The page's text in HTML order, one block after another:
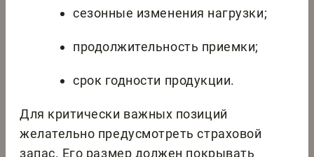
сезонные изменения нагрузки;
продолжительность приемки;
срок годности продукции.
Для критически важных позиций
желательно предусмотреть страховой
запас. Его размер должен покрывать